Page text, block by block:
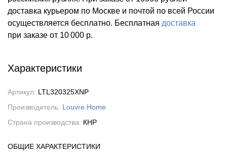
доставка курьером по Москве и почтой по всей России
осуществляется бесплатно. Бесплатная доставка
при заказе от 10 000 р.
Характеристики
Артикул: LTL320325XNP
Производитель: Louvre Home
Страна производства: КНР
ОБЩИЕ ХАРАКТЕРИСТИКИ